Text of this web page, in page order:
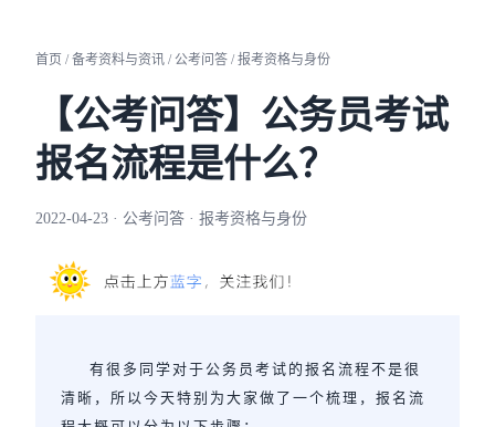
首页 / 备考资料与资讯 / 公考问答 / 报考资格与身份
【公考问答】公务员考试
报名流程是什么？
2022-04-23 · 公考问答 · 报考资格与身份
有很多同学对于公务员考试的报名流程不是很
清晰，所以今天特别为大家做了一个梳理，报名流